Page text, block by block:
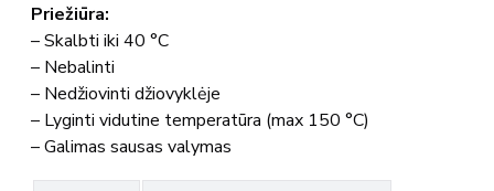
Priežiūra:
– Skalbti iki 40 °C
– Nebalinti
– Nedžiovinti džiovyklėje
– Lyginti vidutine temperatūra (max 150 °C)
– Galimas sausas valymas